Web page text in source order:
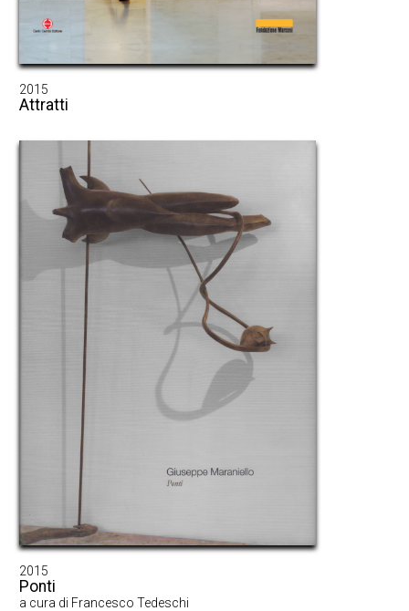
2015
Attratti
2015
Ponti
a cura di Francesco Tedeschi